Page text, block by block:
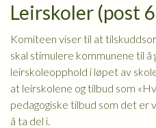
Leirskoler (post
Komiteen viser til at
skal stimulere kommunene til å
leirskoleopphold i løpet av
at leirskolene og tilbud som
pedagogiske tilbud som det er
å ta del i.